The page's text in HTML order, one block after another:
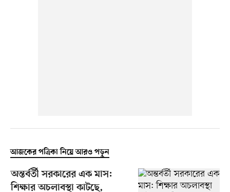
আজকের পত্রিকা নিয়ে আরও পড়ুন
অন্তর্বর্তী সরকারের এক মাস:
শিক্ষার অচলাবস্থা কাটছে,